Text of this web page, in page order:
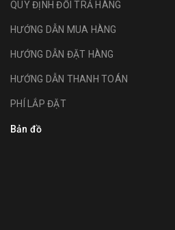
QUY ĐỊNH ĐỔI TRẢ HÀNG
HƯỚNG DẪN MUA HÀNG
HƯỚNG DẪN ĐẶT HÀNG
HƯỚNG DẪN THANH TOÁN
PHÍ LẮP ĐẶT
Bản đồ